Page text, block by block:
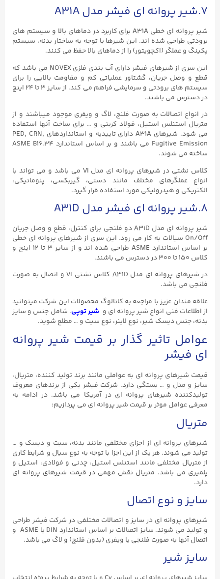
۷.شیر پروانه ای فیشر مدل A31A
شیر پروانه ای خطی A31A برای کاربرد در دماهای بالا و سیستم های
برودتی طراحی شده اند. این شیرها با توجه به ساختار بدنه، سیستم
پکینگ و عملگر (اکچویتور) را از دماهای بالا حفظ می کنند.
این سری از شیرهای فیشر دارای آب بندی فلزی NOVEX می باشد که
قطع و وصل جریان، گشتاور عملیاتی کم و مقاومت بالایی را برای
سیستم های برودتی و سرمایشی فراهم می کند. از سایز ۳ تا ۲۴ اینچ
در دسترس می باشند.
در انواع اتصالات به صورت فلنج، لاگ و ویفری موجود میباشند و از
متریال استنلس استیل، فولاد کربنی و … برای ساخت آنها استفاده
می شود. شیرهای A31A دارای تاییدیه و استانداردهای PED, CRN,
Fugitive Emission می باشند و بر اساس استاندارد ASME B16.۳۴
ساخته می شوند.
کلاس نشتی در شیرهای پروانه ای مدل VI می باشد و می تواند با
انواع عملگرهای مختلف مانند دستی، گیربکسی، پنوماتیکی،
الکتریکی و هیدرولیکی مورد استفاده قرار گیرد.
۸.شیر پروانه ای فیشر مدل A31D
شیر پروانه ای مدل A31D دو فلنجی برای کنترل، قطع و وصل جریان
On/Off سیالات به کار می رود. این سری از شیرهای پروانه ای خطی
بر اساس استاندارد ASME طراحی شده اند و از سایر ۳ تا ۱۲ اینچ و
کلاس ۱۵۰ تا ۳۰۰ در دسترس می باشند.
در شیرهای پروانه ای مدل A31D کلاس نشتی VI و اتصال به صورت
فلنجی می باشد.
علاقه مندان عزیز با مراجعه به کاتالوگ محصولات این شرکت میتوانید
از اطلاعات فنی انواع شیر پروانه ای و شیر توپی. شامل جنس و سایز
بدنه، جنس دیسک شیر، نوع لاینر، نوع سیت و … مطلع شوید.
عوامل تاثیر گذار بر قیمت شیر پروانه
ای فیشر
قیمت شیرهای پروانه ای به عواملی مانند برند تولید کننده، متریال،
سایز و مدل و … بستگی دارد. شرکت فیشر یکی از برندهای معروف
تولیدکننده شیرهای پروانه ای در آمریکا می باشد. در ادامه به
معرفی عوامل موثر بر قیمت شیر پروانه ای می پردازیم:
متریال
شیرهای پروانه ای از اجزای مختلفی مانند بدنه، سیت و دیسک و …
تولید می شوند. هر یک از این اجزا با توجه به نوع سیال و شرایط کاری
از متریال مختلفی مانند استنلس استیل، چدنی و فولادی، استیل و
پلمیری می باشد. متریال نقش مهمی در قیمت شیرهای پروانه ای
دارد.
سایز و نوع اتصال
شیرهای پروانه ای در سایز و اتصالات مختلفی در شرکت فیشر طراحی
و تولید می شوند. سایز اتصالات بر اساس استاندارد DIN یا ASME و
اتصال آنها به صورت فلنجی یا ویفری (بدون فلنج) و لاگ می باشد.
سایز شیر